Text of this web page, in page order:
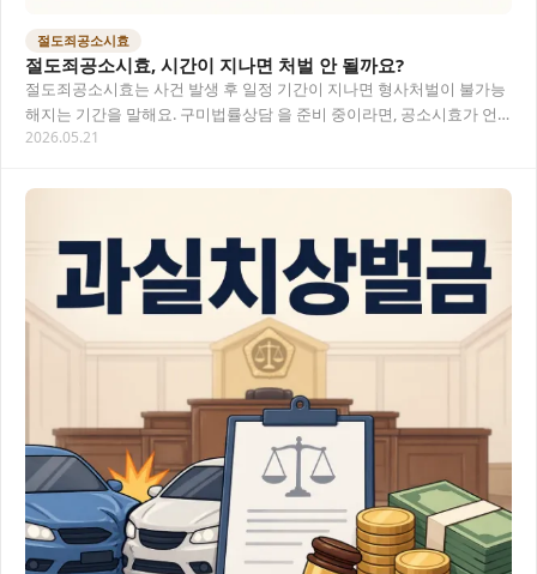
절도죄공소시효
절도죄공소시효, 시간이 지나면 처벌 안 될까요?
절도죄공소시효는 사건 발생 후 일정 기간이 지나면 형사처벌이 불가능
해지는 기간을 말해요. 구미법률상담 을 준비 중이라면, 공소시효가 언
제 시작되고 언제 중단되는지 먼저 알아두는 게…
2026.05.21